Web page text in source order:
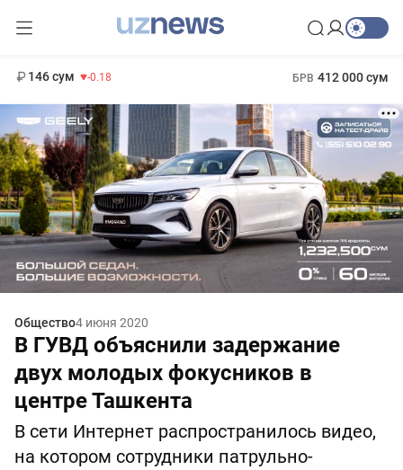
146 сум -0.18 БРВ 412 000 сум
Общество4 июня 2020
В ГУВД объяснили задержание
двух молодых фокусников в
центре Ташкента
В сети Интернет распространилось видео,
на котором сотрудники патрульно-